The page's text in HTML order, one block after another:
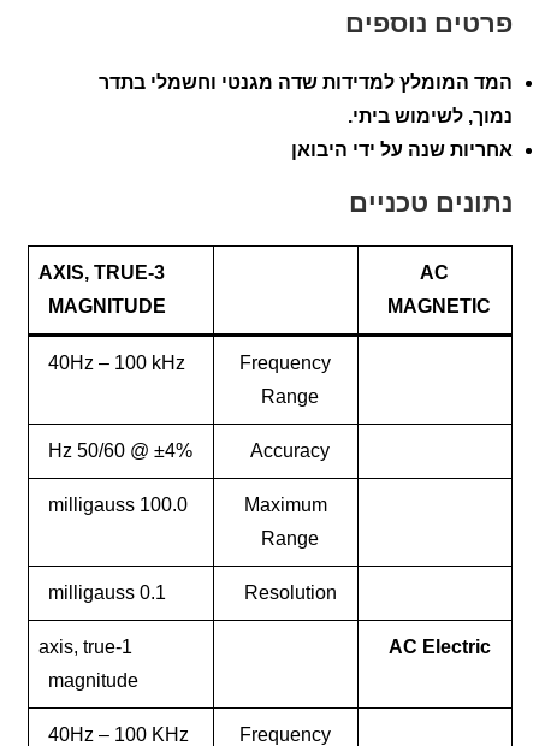
נוספים
למדידות שדה מגנטי וחשמלי בתדר
לשימוש ביתי.
שנה על ידי היבואן
טכניים
3-AXIS, TRUE
MAGNITUDE
Frequency
40Hz – 100 kHz
Accuracy
±4% @ 50/60 Hz
Maximum
100.0 milligauss
Resolution
AC
1-axis, true
magnitude
Frequency
40Hz – 100 KHz